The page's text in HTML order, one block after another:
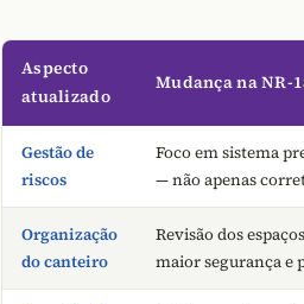
Aspecto
atualizado
Mudança na NR-
Gestão de
riscos
Foco em sistema
— não apenas
Organização
do canteiro
Revisão dos
maior segurança e